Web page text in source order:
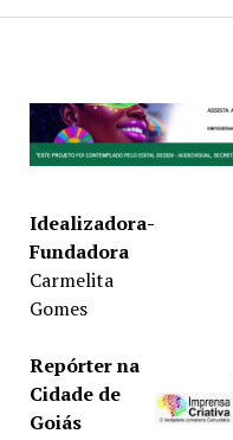
Idealizadora-
Fundadora
Carmelita
Gomes
Repórter na
Cidade de
Goiás